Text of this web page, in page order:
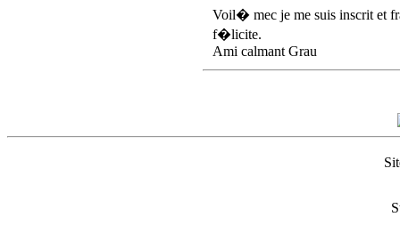
Voil� mec je me suis inscrit et
f�licite.
Ami calmant Grau